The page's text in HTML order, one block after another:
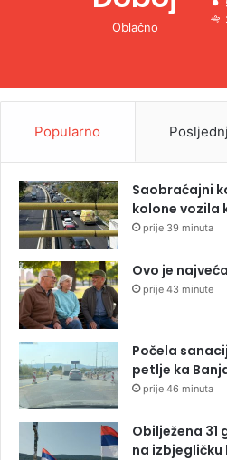
Oblačno
Popularno
Saobraćajni
kolone vozila
prije 39 minuta
Ovo je
prije 43 minute
Počela
petlje ka
prije 46 minuta
Obilježena
na izbjegličku